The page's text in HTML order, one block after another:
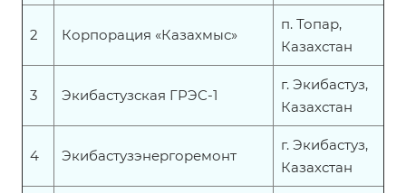
2 Корпорация «Казахмыс»
п. Топар,
Казахстан
3 Экибастузская ГРЭС-1
г. Экибастуз,
Казахстан
4 Экибастузэнергоремонт
г. Экибастуз,
Казахстан